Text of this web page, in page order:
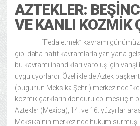
AZTEKLER:
VE KANLI KOZMIK
“Feda etmek” kavramı
gibi daha hafif kavramlarla yan yana
bu kavramı inandıkları varoluş için vahşi
uyguluyorlardı. Özellikle de Aztek
(bugünün Meksika Şehri) merkezinde
kozmik çarkların döndürülebilmesi için
Aztekler (Mexica), 14. ve 16. yüzyıllar
Meksika’nın merkezinde hüküm sürmüş